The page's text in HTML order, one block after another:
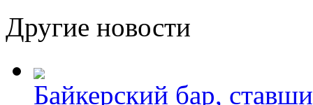
Другие новости
Байкерский бар,